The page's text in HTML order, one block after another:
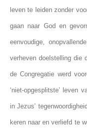
leven te leiden zonder
gaan naar God en
eenvoudige,
verheven doelstelling die
de Congregatie werd
‘niet-opgesplitste’ leven
in Jezus’
keren naar en verliefd te